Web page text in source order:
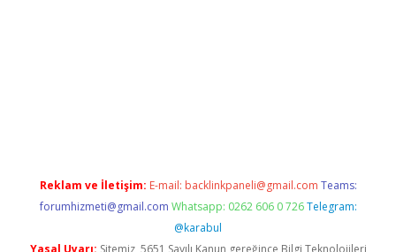
Reklam ve İletişim: E-mail: backlinkpaneli@gmail.com Teams:
forumhizmeti@gmail.com Whatsapp: 0262 606 0 726 Telegram:
@karabul
Yasal Uyarı: Sitemiz, 5651 Sayılı Kanun gereğince Bilgi Teknolojileri